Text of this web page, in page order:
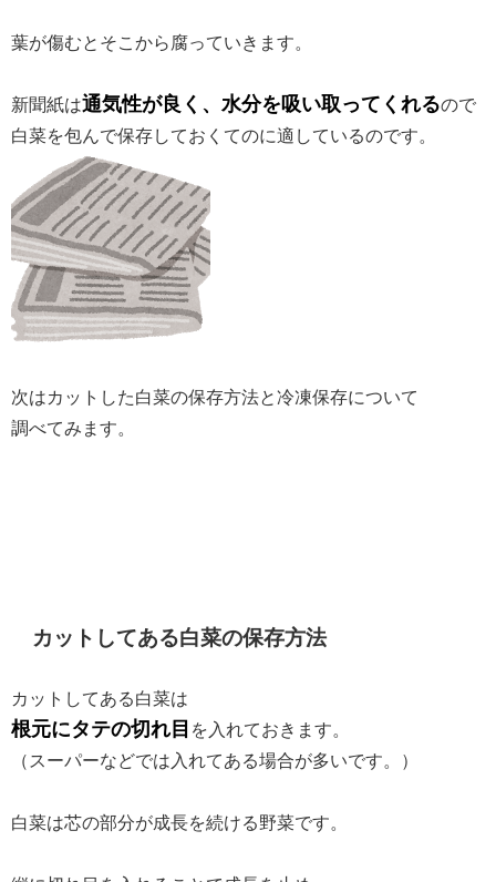
葉が傷むとそこから腐っていきます。
新聞紙は通気性が良く、水分を吸い取ってくれるので
白菜を包んで保存しておくてのに適しているのです。
次はカットした白菜の保存方法と冷凍保存について
調べてみます。
カットしてある白菜の保存方法
カットしてある白菜は
根元にタテの切れ目 を入れておきます。
（スーパーなどでは入れてある場合が多いです。）
白菜は芯の部分が成長を続ける野菜です。